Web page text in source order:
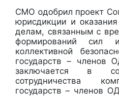
СМО одобрил проект
юрисдикции и
делам, связанным с
формирований сил
коллективной
государств – членов
заключается в
сотрудничества
государств – членов